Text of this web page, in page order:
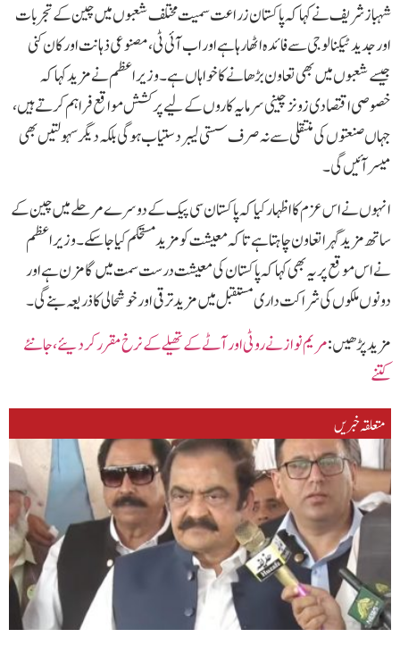
شہباز شریف نے کہا کہ پاکستان زراعت سمیت مختلف شعبوں میں چین کے تجربات
اور جدید ٹیکنالوجی سے فائدہ اٹھا رہا ہے اور اب آئی ٹی، مصنوعی ذہانت اور کان کنی
جیسے شعبوں میں بھی تعاون بڑھانے کا خواہاں ہے۔ وزیراعظم نے مزید کہا کہ
خصوصی اقتصادی زونز چینی سرمایہ کاروں کے لیے پرکشش مواقع فراہم کرتے ہیں،
جہاں صنعتوں کی منتقلی سے نہ صرف سستی لیبر دستیاب ہوگی بلکہ دیگر سہولتیں بھی
میسر آئیں گی۔
انہوں نے اس عزم کا اظہار کیا کہ پاکستان سی پیک کے دوسرے مرحلے میں چین کے
ساتھ مزید گہرا تعاون چاہتا ہے تاکہ معیشت کو مزید مستحکم کیا جا سکے۔ وزیراعظم
نے اس موقع پر یہ بھی کہا کہ پاکستان کی معیشت درست سمت میں گامزن ہے اور
دونوں ملکوں کی شراکت داری مستقبل میں مزید ترقی اور خوشحالی کا ذریعہ بنے گی۔
مزید پڑھیں :مریم نواز نے روٹی اور آٹے کے تھیلے کے نرخ مقرر کر دیئے ،جا نئے
کتنے
متعلقہ خبریں